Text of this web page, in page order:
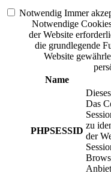
Notwendig Immer
Notwendige
der Website
die grundlegende
Website
Name
PHPSESSID
Das
zu
der